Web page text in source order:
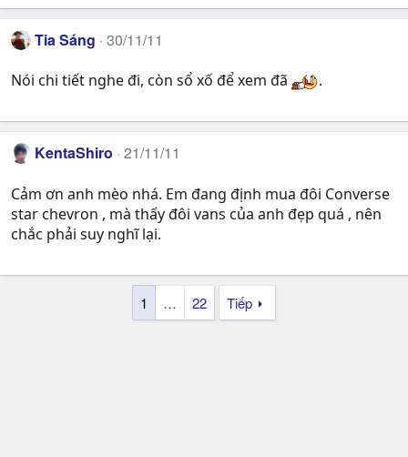
Tia Sáng 30/11/11
Nói chi tiết nghe đi, còn sổ xố để xem đã .
KentaShiro 21/11/11
Cảm ơn anh mèo nhá. Em đang định mua đôi Converse
star chevron , mà thấy đôi vans của anh đẹp quá , nên
chắc phải suy nghĩ lại.
1 … 22 Tiếp